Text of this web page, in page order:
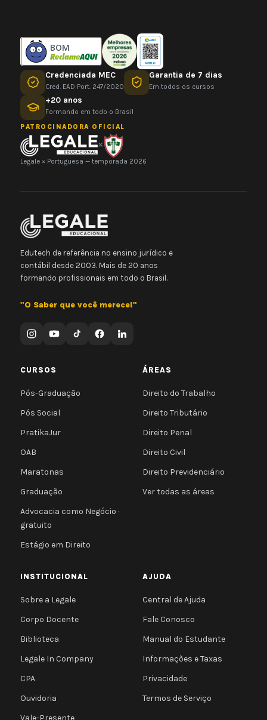
BOM
Credenciada MEC
Cred. EAD Port. 247/2020
Garantia de 7 dias
Em todos os cursos
+20 anos
Formando em todo o Brasil
PATROCINADORA OFICIAL
×
Legale × Portuguesa — temporada 2026
Edutech de referência no ensino jurídico e
contábil desde 2003. Mais de 20 anos
formando profissionais em todo o Brasil.
"O Saber que você merece!"
CURSOS
Pós-Graduação
Pós Social
PratikaJur
OAB
Maratonas
Graduação
Advocacia como Negócio ·
gratuito
Estágio em Direito
ÁREAS
Direito do Trabalho
Direito Tributário
Direito Penal
Direito Civil
Direito Previdenciário
Ver todas as áreas
INSTITUCIONAL
Sobre a Legale
Corpo Docente
Biblioteca
Legale In Company
CPA
Ouvidoria
AJUDA
Central de Ajuda
Fale Conosco
Manual do Estudante
Informações e Taxas
Privacidade
Termos de Serviço